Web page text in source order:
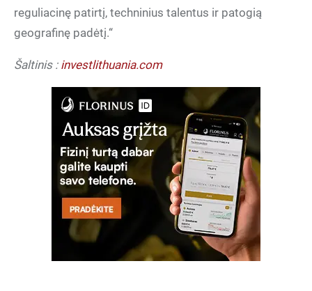
reguliacinę patirtį, techninius talentus ir patogią
geografinę padėtį.“
Šaltinis : investlithuania.com